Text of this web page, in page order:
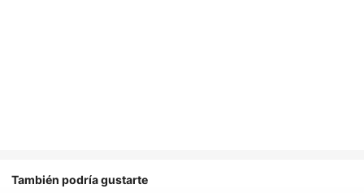
También podría gustarte